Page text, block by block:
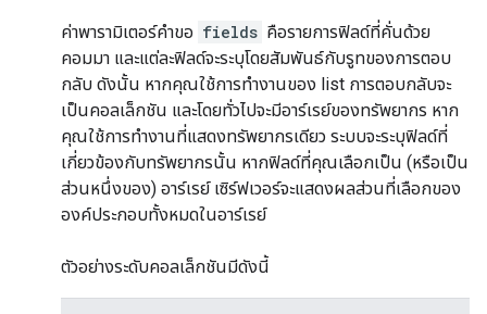
ค่าพารามิเตอร์คำขอ fields คือรายการฟิลด์ที่คั่นด้วย
คอมมา และแต่ละฟิลด์จะระบุโดยสัมพันธ์กับรูทของการตอบ
กลับ ดังนั้น หากคุณใช้การทำงานของ list การตอบกลับจะ
เป็นคอลเล็กชัน และโดยทั่วไปจะมีอาร์เรย์ของทรัพยากร หาก
คุณใช้การทำงานที่แสดงทรัพยากรเดียว ระบบจะระบุฟิลด์ที่
เกี่ยวข้องกับทรัพยากรนั้น หากฟิลด์ที่คุณเลือกเป็น (หรือเป็น
ส่วนหนึ่งของ) อาร์เรย์ เซิร์ฟเวอร์จะแสดงผลส่วนที่เลือกของ
องค์ประกอบทั้งหมดในอาร์เรย์
ตัวอย่างระดับคอลเล็กชันมีดังนี้